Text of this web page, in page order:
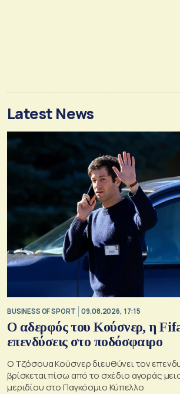
Latest News
BUSINESS OF SPORT 09.08.2026, 17:15
Ο αδερφός του Κούσνερ, η
επενδύσεις στο ποδόσφαιρο
Ο Τζόσουα Κούσνερ διευθύνει τον
βρίσκεται πίσω από το σχέδιο αγοράς
μεριδίου στο Παγκόσμιο Κύπελλο